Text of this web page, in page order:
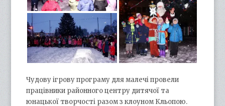
Чудову ігрову програму для малечі провели
працівники районного центру дитячої та
юнацької творчості разом з клоуном Кльопою.